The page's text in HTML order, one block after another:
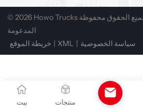
المدعومة
خريطة الموقع | XML | سياسة الخصوصية
بيت منتجات